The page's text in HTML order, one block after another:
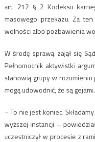
art. 212 § 2 Kodeksu
masowego przekazu. Za
wolności albo pozbawienia
W środę sprawą zajął się
Pełnomocnik aktywistki
stanowią grupy w rozumieniu
mogą udowodnić, że są
– To nie jest koniec.
wyższej instancji –
uczestniczył w procesie z